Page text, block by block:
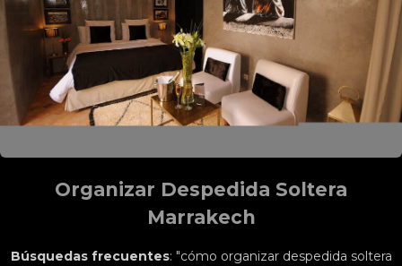
Organizar Despedida Soltera
Marrakech
Búsquedas frecuentes: "cómo organizar despedida soltera